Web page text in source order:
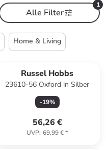
1
Alle Filter
Home & Living
Russel Hobbs
23610-56 Oxford in Silber
-19%
56,26 €
UVP: 69,99 €*